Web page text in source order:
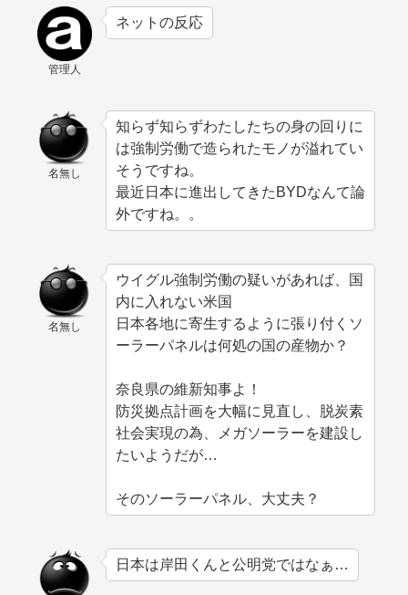
管理人
ネットの反応
名無し
知らず知らずわたしたちの身の回りに
は強制労働で造られたモノが溢れてい
そうですね。
最近日本に進出してきたBYDなんて論
外ですね。。
名無し
ウイグル強制労働の疑いがあれば、国
内に入れない米国
日本各地に寄生するように張り付くソ
ーラーパネルは何処の国の産物か？
奈良県の維新知事よ！
防災拠点計画を大幅に見直し、脱炭素
社会実現の為、メガソーラーを建設し
たいようだが…
そのソーラーパネル、大丈夫？
日本は岸田くんと公明党ではなぁ…